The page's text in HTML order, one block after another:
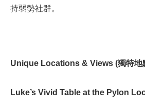
持弱勢社群。
Unique Locations & Views (獨特地
Luke’s Vivid Table at the Pylon